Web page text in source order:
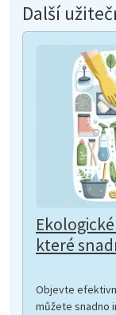
Další
které
Objevte
můžete snadno